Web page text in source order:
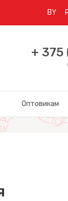
BY
+ 375
Оптовикам